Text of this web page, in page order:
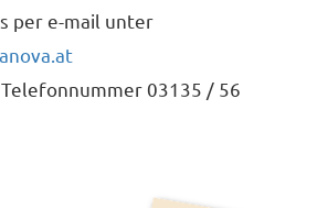
per e-mail unter
03135 / 56